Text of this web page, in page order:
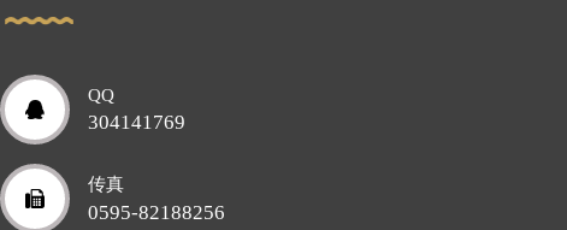
QQ
304141769
传真
0595-82188256